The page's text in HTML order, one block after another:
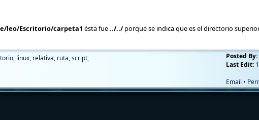
leo/Escritorio/carpeta1 ésta fue../../ porque se indica que es el directorio
Posted By:
Last Edit:
Email •
, linux, relativa, ruta,script,